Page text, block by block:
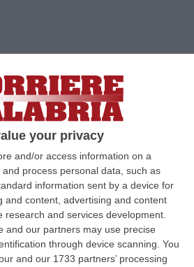
your privacy
and/or access information on a
process personal data, such as
information sent by a device for
and content, advertising and content
research and services development.
and our partners may use precise
through device scanning. You
and our 1733 partners’ processing
della Calabria” su Google News
che sta per essere
c’èun attacco senza
d’informazione. Se
la norma approvata in
ci sarebbe la fine del
in poche parole la